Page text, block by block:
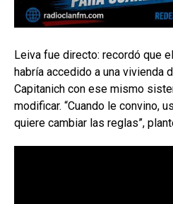
Leiva fue directo: recordó que
habría accedido a una vivienda
Capitanich con ese mismo
modificar. “Cuando le convino,
quiere cambiar las reglas”,